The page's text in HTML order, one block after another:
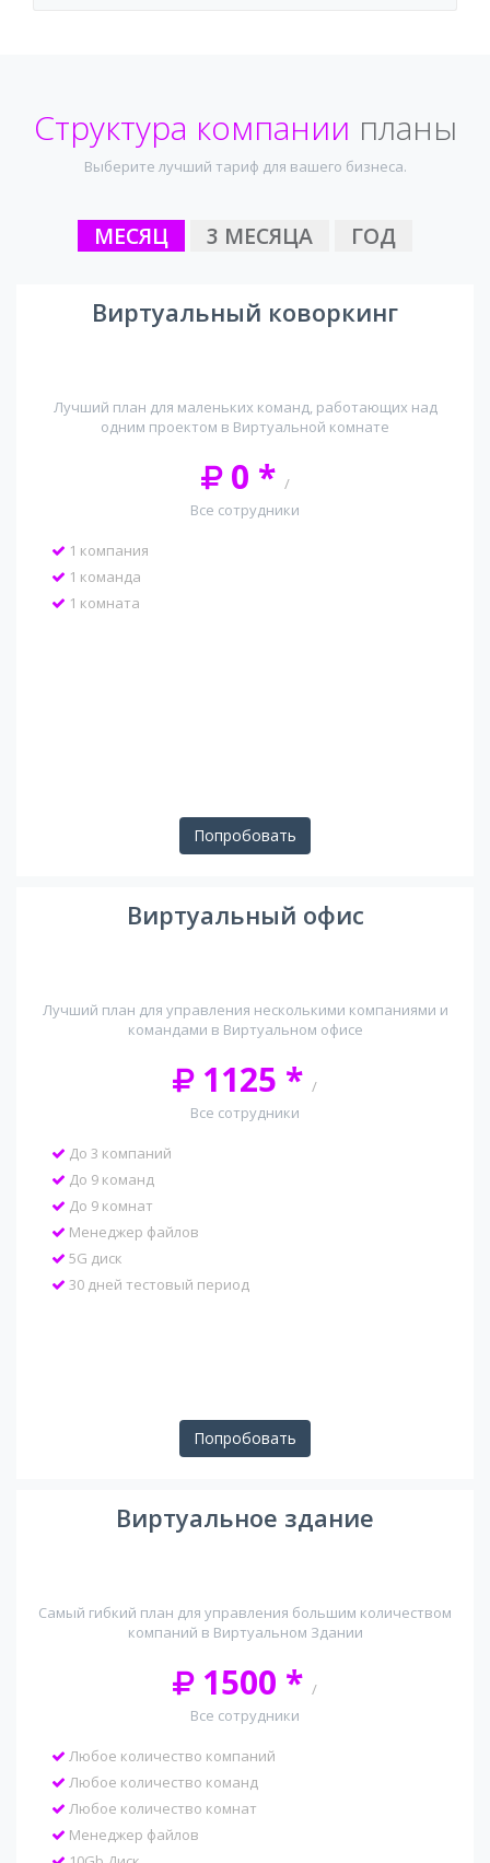
Структура компании планы
Выберите лучший тариф для вашего бизнеса.
МЕСЯЦ 3 МЕСЯЦА ГОД
Виртуальный коворкинг
Лучший план для маленьких команд, работающих над
одним проектом в Виртуальной комнате
0 * /
Все сотрудники
1 компания
1 команда
1 комната
Попробовать
Виртуальный офис
Лучший план для управления несколькими компаниями и
командами в Виртуальном офисе
1125 * /
Все сотрудники
До 3 компаний
До 9 команд
До 9 комнат
Менеджер файлов
5G диск
30 дней тестовый период
Попробовать
Виртуальное здание
Самый гибкий план для управления большим количеством
компаний в Виртуальном Здании
1500 * /
Все сотрудники
Любое количество компаний
Любое количество команд
Любое количество комнат
Менеджер файлов